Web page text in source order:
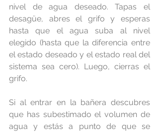
nivel de agua deseado. Tapas el
desagüe, abres el grifo y esperas
hasta que el agua suba al nivel
elegido (hasta que la diferencia entre
el estado deseado y el estado real del
sistema sea cero). Luego, cierras el
grifo.
Si al entrar en la bañera descubres
que has subestimado el volumen de
agua y estás a punto de que se